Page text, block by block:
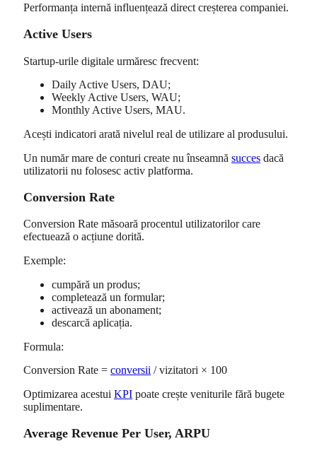
Performanța internă influențează direct creșterea companiei.
Active Users
Startup-urile digitale urmăresc frecvent:
Daily Active Users, DAU;
Weekly Active Users, WAU;
Monthly Active Users, MAU.
Acești indicatori arată nivelul real de utilizare al produsului.
Un număr mare de conturi create nu înseamnă succes dacă
utilizatorii nu folosesc activ platforma.
Conversion Rate
Conversion Rate măsoară procentul utilizatorilor care
efectuează o acțiune dorită.
Exemple:
cumpără un produs;
completează un formular;
activează un abonament;
descarcă aplicația.
Formula:
Conversion Rate = conversii / vizitatori × 100
Optimizarea acestui KPI poate crește veniturile fără bugete
suplimentare.
Average Revenue Per User, ARPU